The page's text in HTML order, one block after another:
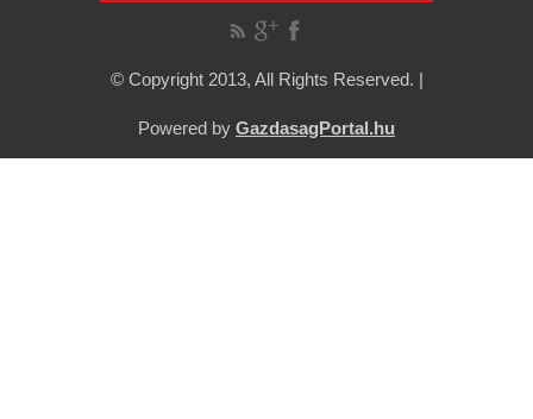
© Copyright 2013, All Rights Reserved. |
Powered by GazdasagPortal.hu